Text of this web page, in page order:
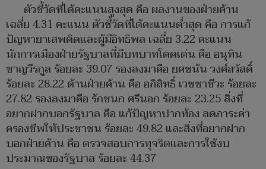
ตัวชี้วัดที่ได้คะแนนสูงสุด คือ ผลงานของฝ่ายค้าน
เฉลี่ย 4.31 คะแนน ตัวชี้วัดที่ได้คะแนนต่ำสุด คือ การแก้
ปัญหายาเสพติดและผู้มีอิทธิพล เฉลี่ย 3.22 คะแนน
นักการเมืองฝ่ายรัฐบาลที่มีบทบาทโดดเด่น คือ อนุทิน
ชาญวีรกูล ร้อยละ 39.07 รองลงมาคือ ยศชนัน วงศ์สวัสดิ์
ร้อยละ 28.22 ด้านฝ่ายค้าน คือ อภิสิทธิ์ เวชชาชีวะ ร้อยละ
27.82 รองลงมาคือ รักชนก ศรีนอก ร้อยละ 23.25 สิ่งที่
อยากฝากบอกรัฐบาล คือ แก้ปัญหาปากท้อง ลดภาระค่า
ครองชีพให้ประชาชน ร้อยละ 49.82 และสิ่งที่อยากฝาก
บอกฝ่ายค้าน คือ ตรวจสอบการทุจริตและการใช้งบ
ประมาณของรัฐบาล ร้อยละ 44.37